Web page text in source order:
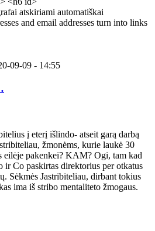
atskiriami automatiškai
and email addresses turn into links
09-09 - 14:55
į eterį išlindo- atseit garą darbą
žmonėms, kurie laukė 30
eilėje pakenkei? KAM? Ogi, tam kad
ir Co paskirtas direktorius per otkatus
Sėkmės Jastribiteliau, dirbant tokius
ima iš stribo mentaliteto žmogaus.